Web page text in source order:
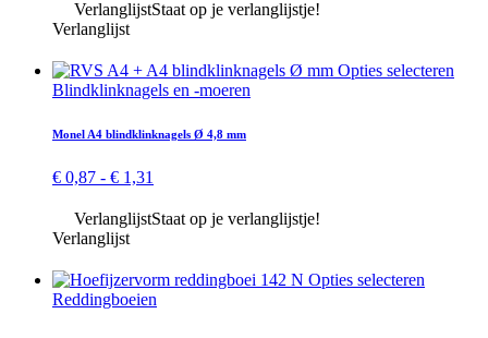
gekozen
worden
de
productpagina
tot
VerlanglijstStaat op je verlanglijstje!
Verlanglijst
Opties selecteren
Blind­klink­nagels en -moeren
Monel A4 blindklink­nagels Ø 4,8 mm
€ 0,87 - € 1,31
tot
VerlanglijstStaat op je verlanglijstje!
Verlanglijst
Opties selecteren
Reddingboeien